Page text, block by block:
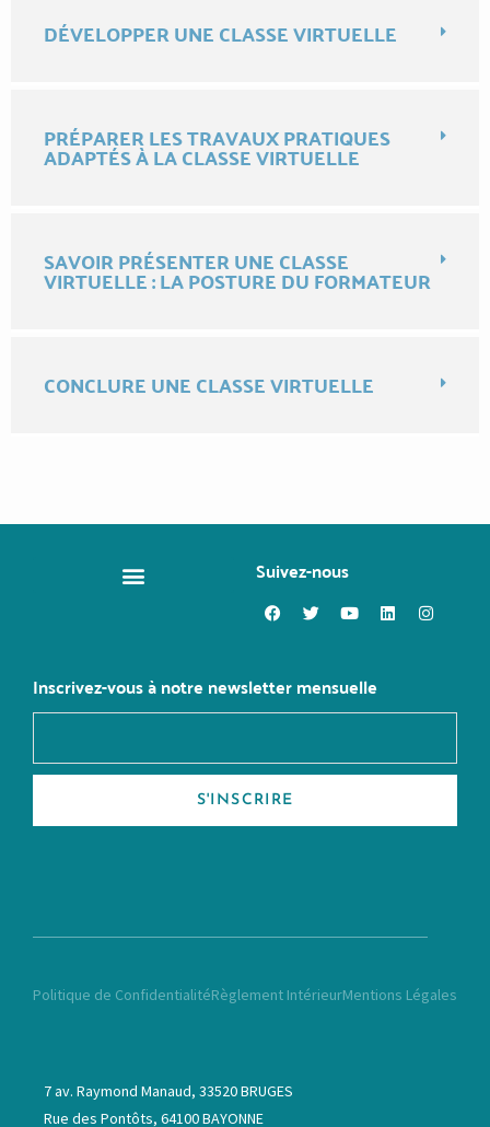
DÉVELOPPER UNE CLASSE VIRTUELLE
PRÉPARER LES TRAVAUX PRATIQUES
ADAPTÉS À LA CLASSE VIRTUELLE
SAVOIR PRÉSENTER UNE CLASSE
VIRTUELLE : LA POSTURE DU FORMATEUR
CONCLURE UNE CLASSE VIRTUELLE
Suivez-nous
Inscrivez-vous à notre newsletter mensuelle
S'INSCRIRE
Politique de ConfidentialitéRèglement IntérieurMentions Légales
7 av. Raymond Manaud, 33520 BRUGES
Rue des Pontôts, 64100 BAYONNE